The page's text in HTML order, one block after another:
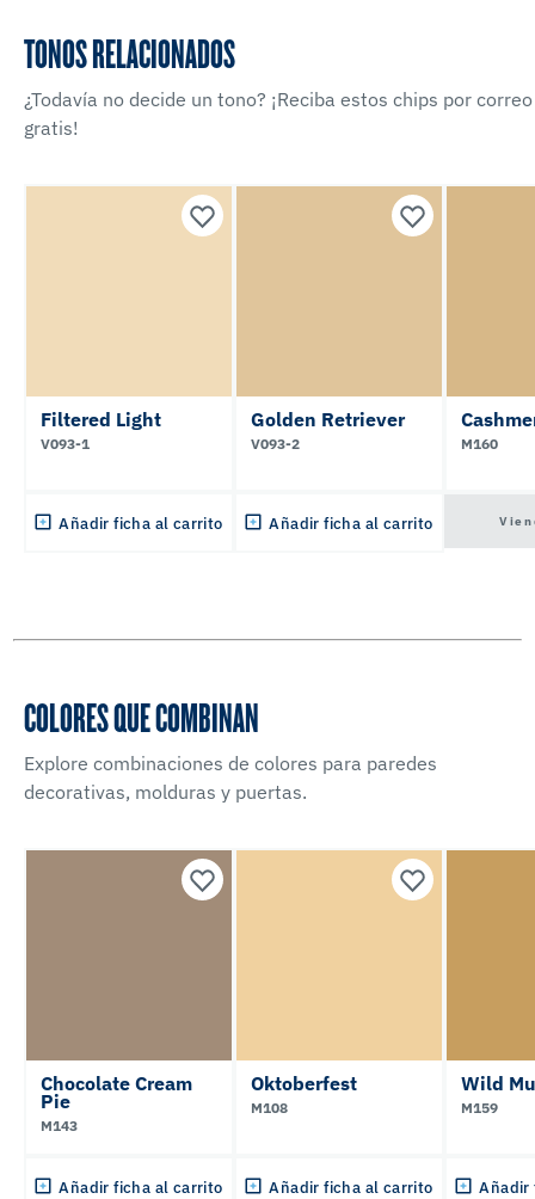
TONOS RELACIONADOS
¿Todavía no decide un tono? ¡Reciba estos chips por correo
gratis!
Filtered Light
V093-1
Añadir ficha al carrito
Golden Retriever
V093-2
Añadir ficha al carrito
M160
COLORES QUE COMBINAN
Explore combinaciones de colores para paredes
decorativas, molduras y puertas.
Chocolate Cream
Pie
M143
Añadir ficha al carrito
Oktoberfest
M108
Añadir ficha al carrito
Wild
M159
Añadir